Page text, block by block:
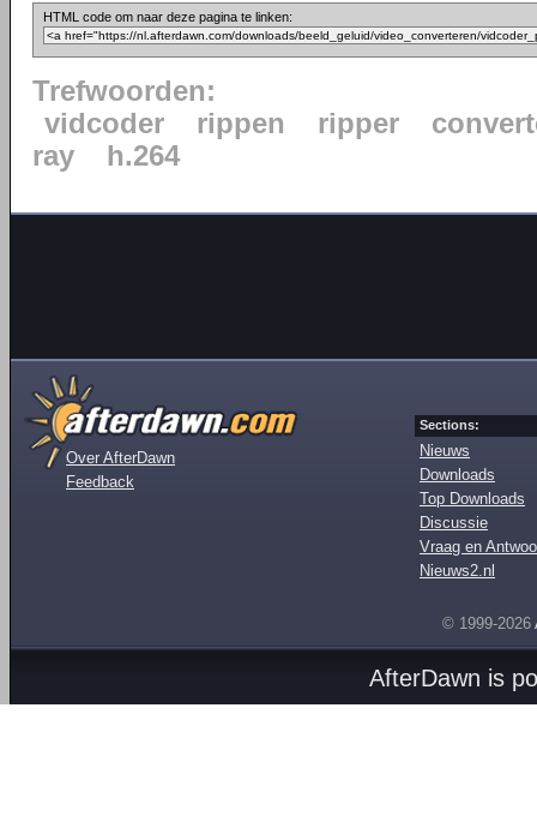
HTML code om naar deze pagina te linken:
Trefwoorden:
vidcoder
rippen ripper
ray
h.264
Over AfterDawn
Feedback
Sections:
Nieuws
Downloads
Top Downloads
Discussie
Vraag en
Nieuws2.nl
© 1999-2026
AfterDawn is